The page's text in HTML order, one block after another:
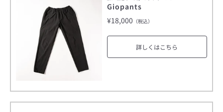
Giopants
¥18,000 （税込）
詳しくはこちら